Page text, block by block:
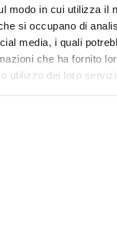
modo in cui utilizza il
si occupano di
media, i quali
che ha fornito
utilizzo dei loro
parco piscine per